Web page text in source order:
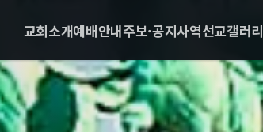
교회소개예배안내주보·공지사역선교갤러리